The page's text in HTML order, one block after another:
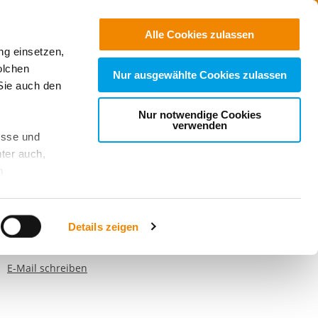
einsetzen,
auch den
und
auch,
. Wenn
Cookie-
Details zeigen
Alle Cookies zulassen
Nur ausgewählte Cookies zulassen
Nur notwendige Cookies
verwenden
Suchen
Spenden
Jobs
Erdmann
E-Mail schreiben